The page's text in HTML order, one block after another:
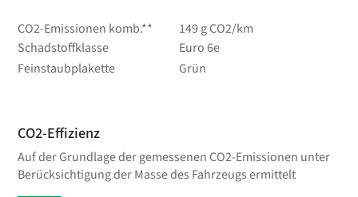
CO2-Emissionen komb.**
149 g CO2/km
Schadstoffklasse
Euro 6e
Feinstaubplakette
Grün
CO2-Effizienz
Auf der Grundlage der gemessenen CO2-Emissionen unter
Berücksichtigung der Masse des Fahrzeugs ermittelt